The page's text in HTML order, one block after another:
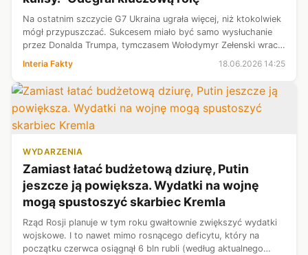
Na ostatnim szczycie G7 Ukraina ugrała więcej, niż ktokolwiek
mógł przypuszczać. Sukcesem miało być samo wysłuchanie
przez Donalda Trumpa, tymczasem Wołodymyr Zełenski wraca
w percepcji prez...
Interia Fakty 18.06.2026 14:25
WYDARZENIA
Zamiast łatać budżetową dziurę, Putin
jeszcze ją powiększa. Wydatki na wojnę
mogą spustoszyć skarbiec Kremla
Rząd Rosji planuje w tym roku gwałtownie zwiększyć wydatki
wojskowe. I to nawet mimo rosnącego deficytu, który na
początku czerwca osiągnął 6 bln rubli (według aktualnego